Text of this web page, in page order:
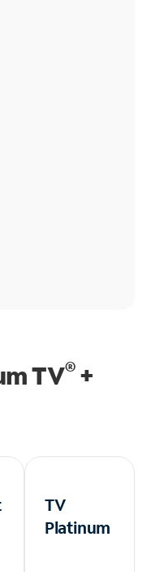
TV®+
TV
Platinum